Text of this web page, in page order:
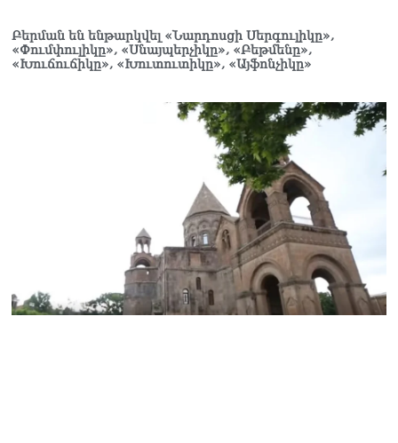
Բերման են ենթարկվել «Նարդոսցի Սերգուլիկը»,
«Փումփուլիկը», «Սնայպերչիկը», «Բեթմենը»,
«Խուճուճիկը», «Խուտուտիկը», «Այֆոնչիկը»